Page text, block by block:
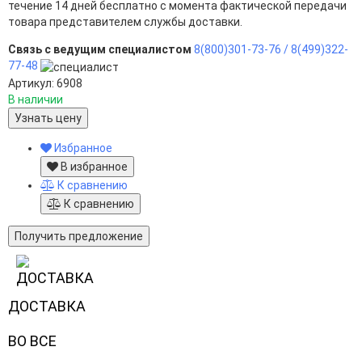
течение 14 дней бесплатно с момента фактической передачи
товара представителем службы доставки.
Связь с ведущим специалистом 8(800)301-73-76 /8(499)322-
77-48
Артикул: 6908
В наличии
Узнать цену
Избранное
В избранное
К сравнению
К сравнению
Получить предложение
ДОСТАВКА
ВО ВСЕ